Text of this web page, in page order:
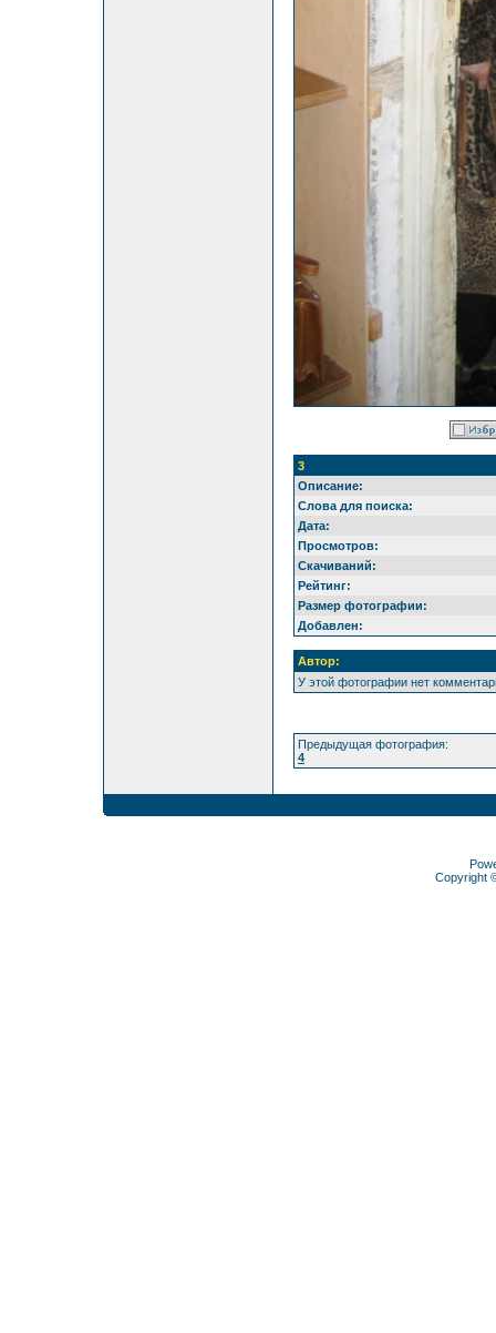
3
Описание:
Слова для поиска:
Дата:
Просмотров:
Скачиваний:
Рейтинг:
Размер фотографии:
Добавлен:
Автор:
У этой фотографии нет
Предыдущая фотография:
4
Copyright